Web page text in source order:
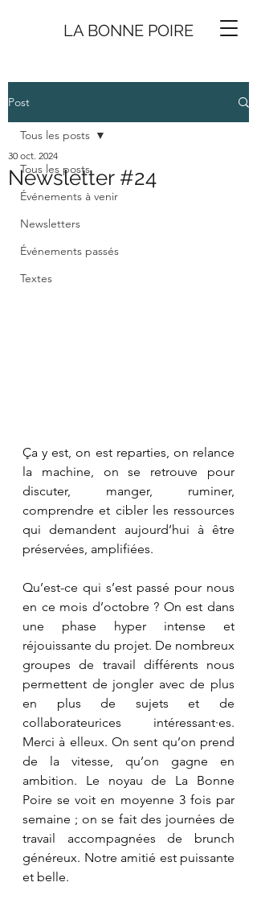
LA BONNE POIRE
Post
Tous les posts
Événements à venir
Newsletters
Événements passés
Textes
Tous les posts
Newsletter #24
30 oct. 2024
Ça y est, on est reparties, on relance
la machine, on se retrouve pour
discuter, manger, ruminer,
comprendre et cibler les ressources
qui demandent aujourd’hui à être
préservées, amplifiées.
Qu’est-ce qui s’est passé pour nous
en ce mois d’octobre ? On est dans
une phase hyper intense et
réjouissante du projet. De nombreux
groupes de travail différents nous
permettent de jongler avec de plus
en plus de sujets et de
collaborateurices intéressant·es.
Merci à elleux. On sent qu’on prend
de la vitesse, qu’on gagne en
ambition. Le noyau de La Bonne
Poire se voit en moyenne 3 fois par
semaine ; on se fait des journées de
travail accompagnées de brunch
généreux. Notre amitié est puissante
et belle.